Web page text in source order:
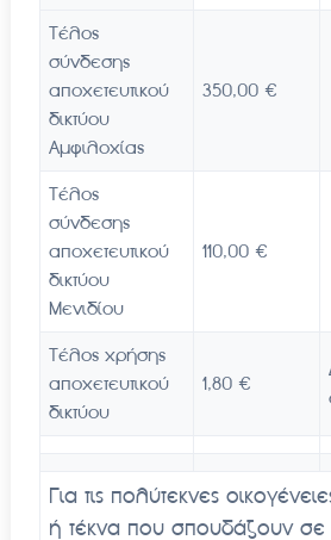
Τέλος
σύνδεσης
αποχετευτικού
δικτύου
Αμφιλοχίας
350,00 €
Τέλος
σύνδεσης
αποχετευτικού
δικτύου
Μενιδίου
110,00 €
Τέλος χρήσης
αποχετευτικού
δικτύου
1,80 €
Για τις πολύτεκνες
ή τέκνα που σπουδάζουν